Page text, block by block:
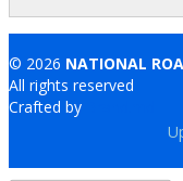
© 2026 NATIONAL
All rights reserved
Crafted by